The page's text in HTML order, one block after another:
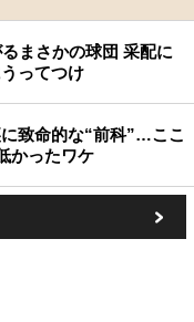
まさかの球団 采配に
ってつけ
致命的な“前科”…ここ
かったワケ